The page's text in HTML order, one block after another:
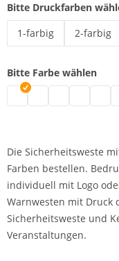
Bitte Druckfarben
1-farbig
2-farbig
Bitte Farbe wählen
Signalweste mit
Signalweste mit
Die Sicherheitsweste
Farben bestellen.
individuell mit Logo
Warnwesten mit Druck
Sicherheitsweste und
Veranstaltungen.